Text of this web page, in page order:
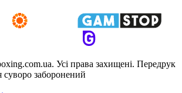
Усi права захищенi. Передрук
суворо заборонений